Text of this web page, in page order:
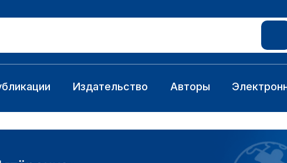
Издательство Авторы